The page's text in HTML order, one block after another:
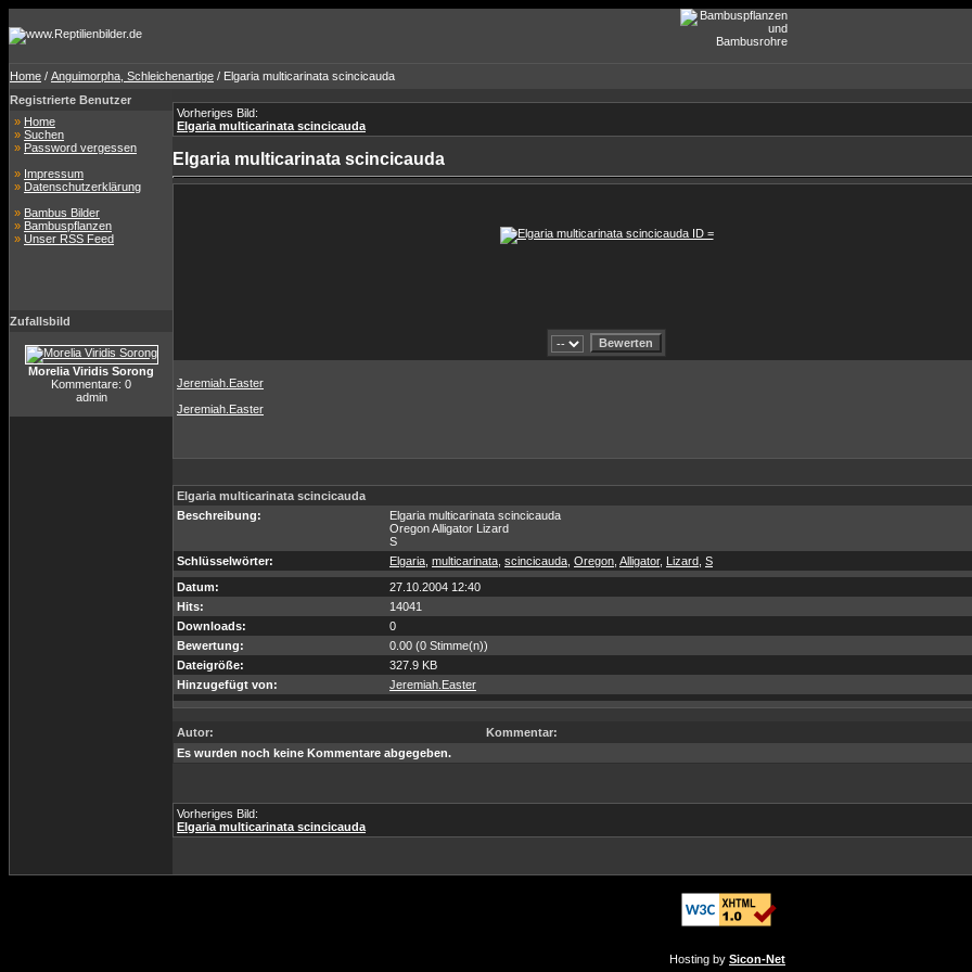
Home / Anguimorpha, Schleichenartige / Elgaria multicarinata scincicauda
Registrierte Benutzer
» Home
» Suchen
» Password vergessen
» Impressum
» Datenschutzerklärung
» Bambus Bilder
» Bambuspflanzen
» Unser RSS Feed
Zufallsbild
Morelia Viridis Sorong
Kommentare: 0
admin
Vorheriges Bild:
Elgaria multicarinata scincicauda
Elgaria multicarinata scincicauda
Jeremiah.Easter
Jeremiah.Easter
Elgaria multicarinata scincicauda
Beschreibung:
Elgaria multicarinata scincicauda
Oregon Alligator Lizard
S
Schlüsselwörter:
Elgaria multicarinata scincicauda Oregon Alligator, Lizard S
Datum:
27.10.2004 12:40
Hits:
14041
Downloads:
0
Bewertung:
0.00 (0 Stimme(n))
Dateigröße:
327.9 KB
Hinzugefügt von:
Jeremiah.Easter
Autor:
Kommentar:
Es wurden noch keine Kommentare abgegeben.
Vorheriges Bild:
Elgaria multicarinata scincicauda
Hosting by Sicon-Net